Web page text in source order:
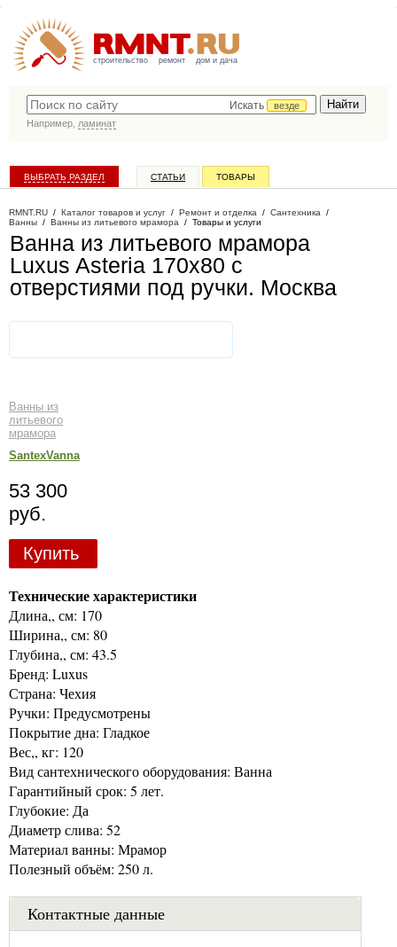
строительство ремонт дом и дача
Искать
везде
Например, ламинат
ВЫБРАТЬ РАЗДЕЛ СТАТЬИ ТОВАРЫ
RMNT.RU / Каталог товаров и услуг / Ремонт и отделка / Сантехника /
Ванны / Ванны из литьевого мрамора / Товары и услуги
Ванна из литьевого мрамора
Luxus Asteria 170x80 с
отверстиями под ручки. Москва
Ванны из
литьевого
мрамора
SantexVanna
53 300
руб.
Купить
Технические характеристики
Длина,, см: 170
Ширина,, см: 80
Глубина,, см: 43.5
Бренд: Luxus
Страна: Чехия
Ручки: Предусмотрены
Покрытие дна: Гладкое
Вес,, кг: 120
Вид сантехнического оборудования: Ванна
Гарантийный срок: 5 лет.
Глубокие: Да
Диаметр слива: 52
Материал ванны: Мрамор
Полезный объём: 250 л.
Контактные данные